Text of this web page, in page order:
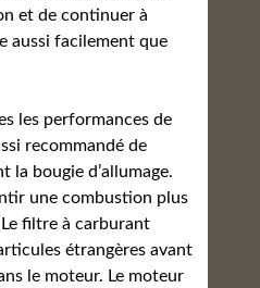
et de continuer à
aussi facilement que
les performances de
recommandé de
la bougie d’allumage.
une combustion plus
filtre à carburant
étrangères avant
le moteur. Le moteur